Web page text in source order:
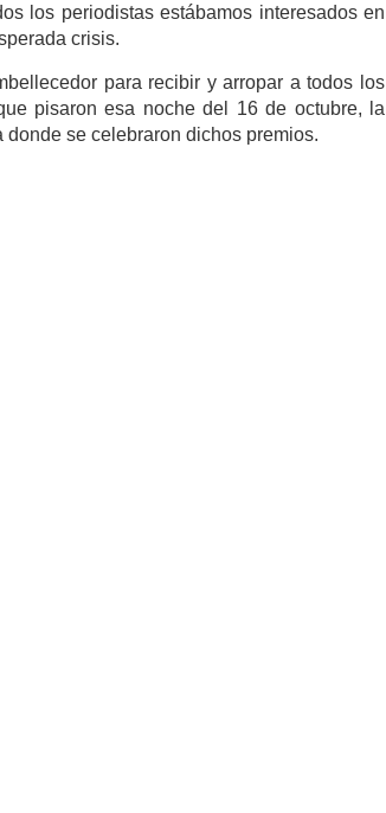
los periodistas estábamos interesados en
crisis.
para recibir y arropar a todos los
pisaron esa noche del 16 de octubre, la
se celebraron dichos premios.